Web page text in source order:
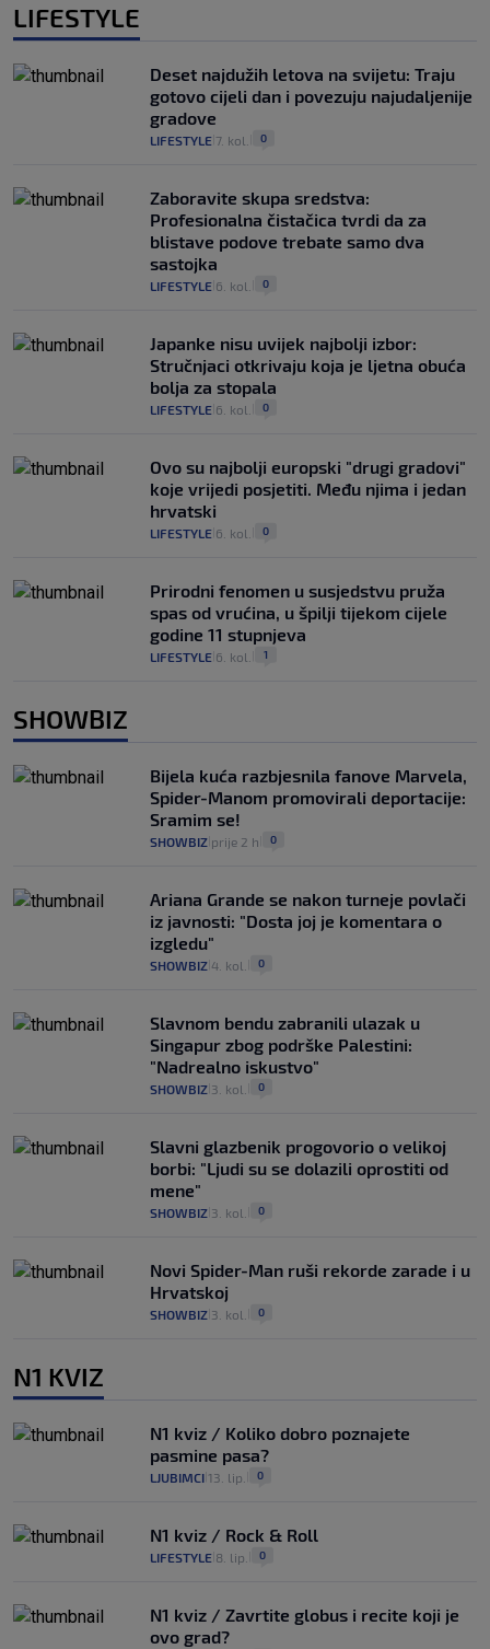
LIFESTYLE
Deset najdužih letova na svijetu: Traju
gotovo cijeli dan i povezuju najudaljenije
gradove
LIFESTYLE 7. kol. 0
Zaboravite skupa sredstva:
Profesionalna čistačica tvrdi da za
blistave podove trebate samo dva
sastojka
LIFESTYLE 6. kol. 0
Japanke nisu uvijek najbolji izbor:
Stručnjaci otkrivaju koja je ljetna obuća
bolja za stopala
LIFESTYLE 6. kol. 0
Ovo su najbolji europski "drugi gradovi"
koje vrijedi posjetiti. Među njima i jedan
hrvatski
LIFESTYLE 6. kol. 0
Prirodni fenomen u susjedstvu pruža
spas od vrućina, u špilji tijekom cijele
godine 11 stupnjeva
LIFESTYLE 6. kol. 1
SHOWBIZ
Bijela kuća razbjesnila fanove Marvela,
Spider-Manom promovirali deportacije:
Sramim se!
SHOWBIZ prije 2 h 0
Ariana Grande se nakon turneje povlači
iz javnosti: "Dosta joj je komentara o
izgledu"
SHOWBIZ 4. kol. 0
Slavnom bendu zabranili ulazak u
Singapur zbog podrške Palestini:
"Nadrealno iskustvo"
SHOWBIZ 3. kol. 0
Slavni glazbenik progovorio o velikoj
borbi: "Ljudi su se dolazili oprostiti od
mene"
SHOWBIZ 3. kol. 0
Novi Spider-Man ruši rekorde zarade i u
Hrvatskoj
SHOWBIZ 3. kol. 0
N1 KVIZ
N1 kviz / Koliko dobro poznajete
pasmine pasa?
LJUBIMCI 13. lip. 0
N1 kviz / Rock & Roll
LIFESTYLE 8. lip. 0
N1 kviz / Zavrtite globus i recite koji je
ovo grad?